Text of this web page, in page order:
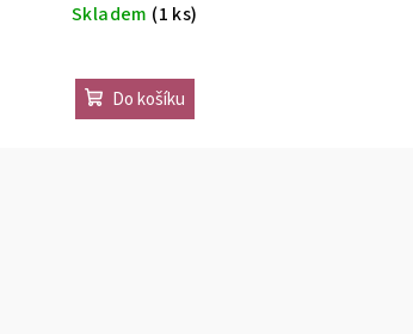
Skladem (1 ks)
Do košíku